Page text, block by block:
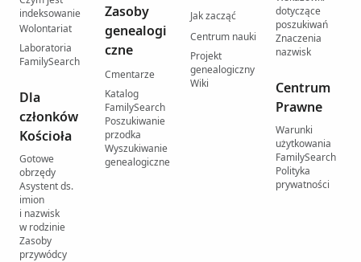
indeksowanie
Wolontariat
Laboratoria
FamilySearch
Dla
członków
Kościoła
Gotowe
obrzędy
Asystent ds.
imion
i nazwisk
w rodzinie
Zasoby
przywódcy
Zasoby
genealogi
czne
Cmentarze
Katalog
FamilySearch
Poszukiwanie
przodka
Wyszukiwanie
genealogiczne
Jak zacząć
Centrum nauki
Projekt
genealogiczny
Wiki
dotyczące
poszukiwań
Znaczenia
nazwisk
Centrum
Prawne
Warunki
użytkowania
FamilySearch
Polityka
prywatności